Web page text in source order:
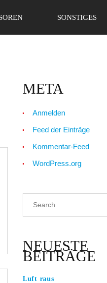
SONSTIGES
META
Anmelden
Feed der Einträge
Kommentar-Feed
WordPress.org
NEUESTE
BEITRÄGE
Luft raus